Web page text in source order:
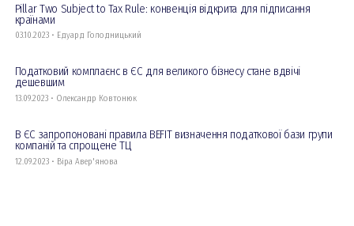
Pillar Two Subject to Tax Rule: конвенція відкрита для підписання
країнами
03.10.2023 • Едуард Голодницький
Податковий комплаєнс в ЄС для великого бізнесу стане вдвічі
дешевшим
13.09.2023 • Олександр Ковтонюк
В ЄС запропоновані правила BEFIT визначення податкової бази групи
компаній та спрощене ТЦ
12.09.2023 • Віра Авер'янова